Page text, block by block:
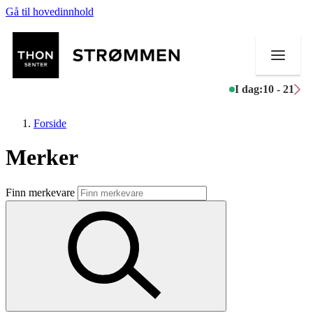
Gå til hovedinnhold
I dag:10 - 21
Butikker
Mat og drikke
Aktiviteter
Forside
Merker
Finn merkevare